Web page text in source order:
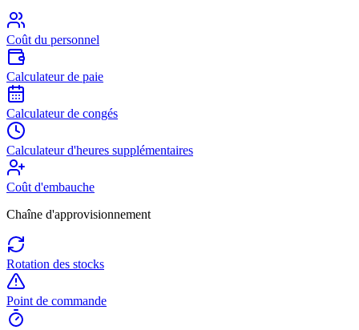
Coût du personnel
Calculateur de paie
Calculateur de congés
Calculateur d'heures supplémentaires
Coût d'embauche
Chaîne d'approvisionnement
Rotation des stocks
Point de commande